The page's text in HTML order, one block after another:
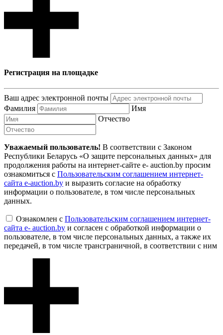
Регистрация на площадке
Ваш адрес электронной почты
Фамилия
Имя
Отчество
Уважаемый пользователь! В соответствии с Законом
Республики Беларусь «О защите персональных данных» для
продолжения работы на интернет-сайте e- auction.by просим
ознакомиться с Пользовательским соглашением интернет-
сайта e-auction.by и выразить согласие на обработку
информации о пользователе, в том числе персональных
данных.
Ознакомлен с Пользовательским соглашением интернет-
сайта e- auction.by и согласен с обработкой информации о
пользователе, в том числе персональных данных, а также их
передачей, в том числе трансграничной, в соответствии с ним